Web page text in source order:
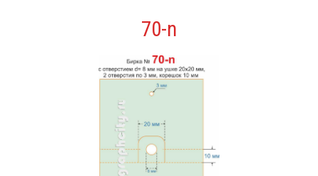
70-n